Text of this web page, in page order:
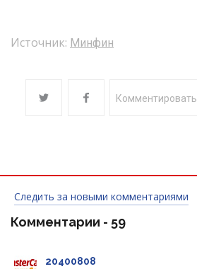
Источник: Минфин
Комментировать
Следить за новыми комментариями
Комментарии - 59
20400808